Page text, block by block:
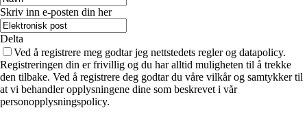
Skriv inn e-posten din her
Delta
Ved å registrere meg godtar jeg nettstedets regler og datapolicy.
Registreringen din er frivillig og du har alltid muligheten til å trekke
den tilbake. Ved å registrere deg godtar du våre vilkår og samtykker til
at vi behandler opplysningene dine som beskrevet i vår
personopplysningspolicy.